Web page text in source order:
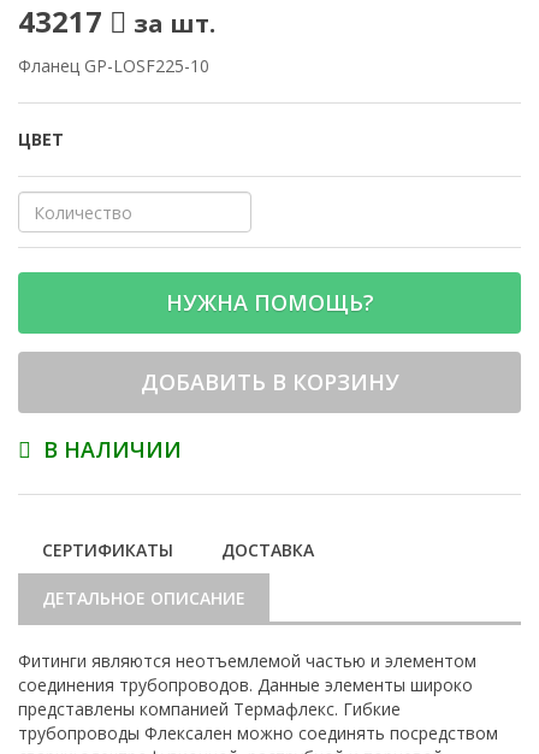
43217 за шт.
Фланец GP-LOSF225-10
ЦВЕТ
НУЖНА ПОМОЩЬ?
ДОБАВИТЬ В КОРЗИНУ
В НАЛИЧИИ
СЕРТИФИКАТЫ ДОСТАВКА
ДЕТАЛЬНОЕ ОПИСАНИЕ
Фитинги являются неотъемлемой частью и элементом
соединения трубопроводов. Данные элементы широко
представлены компанией Термафлекс. Гибкие
трубопроводы Флексален можно соединять посредством